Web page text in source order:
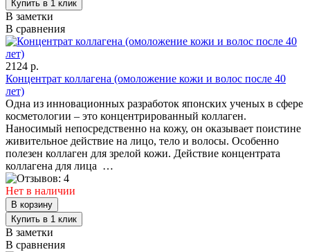
В заметки
В сравнения
2124 р.
Концентрат коллагена (омоложение кожи и волос после 40
лет)
Одна из инновационных разработок японских ученых в сфере
косметологии – это концентрированный коллаген.
Наносимый непосредственно на кожу, он оказывает поистине
живительное действие на лицо, тело и волосы. Особенно
полезен коллаген для зрелой кожи. Действие концентрата
коллагена для лица …
Нет в наличии
В заметки
В сравнения